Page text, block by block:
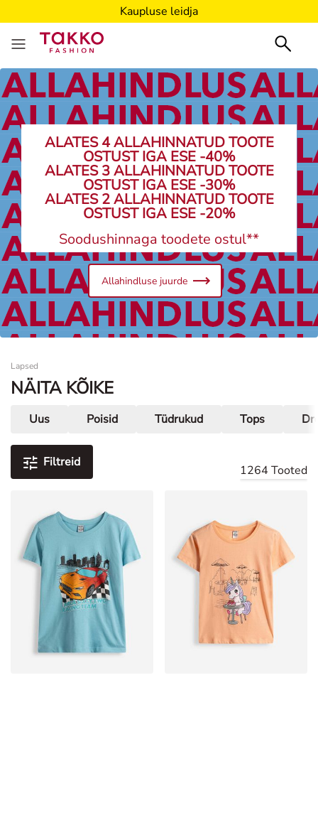
Kaupluse leidja
ALATES 4 ALLAHINNATUD TOOTE
OSTUST IGA ESE -40%
ALATES 3 ALLAHINNATUD TOOTE
OSTUST IGA ESE -30%
ALATES 2 ALLAHINNATUD TOOTE
OSTUST IGA ESE -20%
Soodushinnaga toodete ostul**
Allahindluse juurde
Lapsed
NÄITA KÕIKE
Uus Poisid Tüdrukud Tops
Filtreid
1264 Tooted